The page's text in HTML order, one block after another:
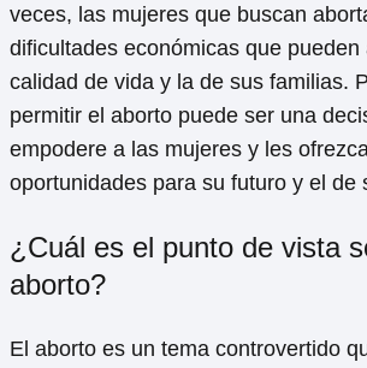
veces, las mujeres que buscan
dificultades económicas que pueden
calidad de vida y la de sus familias.
permitir el aborto puede ser una
empodere a las mujeres y les
oportunidades para su futuro y el de
¿Cuál es el punto de vista
aborto?
El aborto es un tema controvertido